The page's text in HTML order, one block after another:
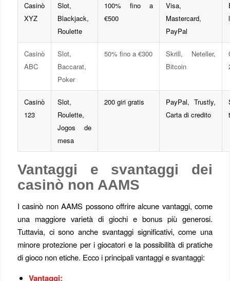
Casinò
XYZ
Slot,
Blackjack,
Roulette
100% fino a
€500
Visa,
Mastercard,
PayPal
Casinò
ABC
Slot,
Baccarat,
Poker
50% fino a €300
Skrill, Neteller,
Bitcoin
Casinò
123
Slot,
Roulette,
Jogos de
mesa
200 giri gratis
PayPal, Trustly,
Carta di credito
Vantaggi e svantaggi dei
casinò non AAMS
I casinò non AAMS possono offrire alcune vantaggi, come
una maggiore varietà di giochi e bonus più generosi.
Tuttavia, ci sono anche svantaggi significativi, come una
minore protezione per i giocatori e la possibilità di pratiche
di gioco non etiche. Ecco i principali vantaggi e svantaggi:
Vantaggi: